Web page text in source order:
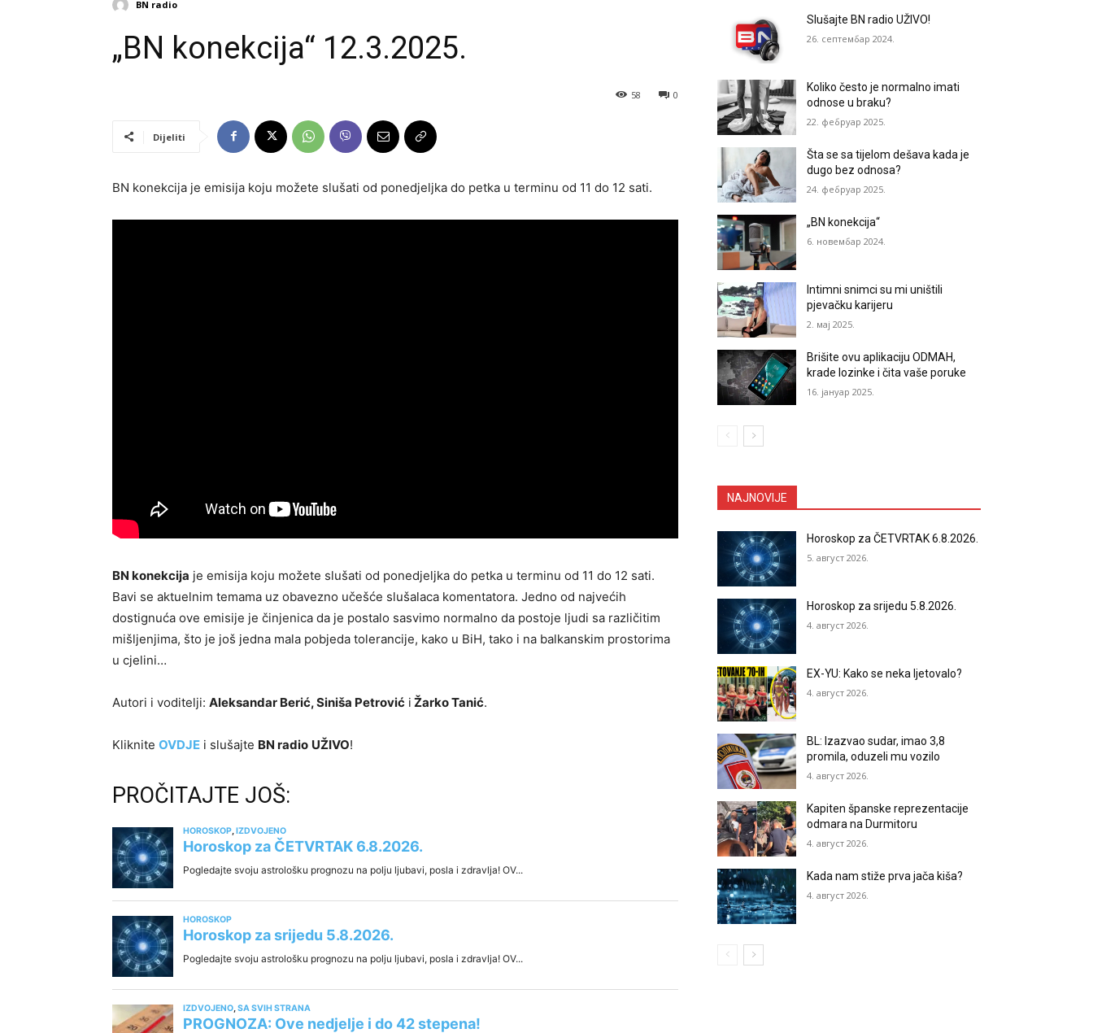
BN radio
„BN konekcija“ 12.3.2025.
0
58
Dijeliti
BN konekcija je emisija koju možete slušati od ponedjeljka do petka u terminu od 11 do 12 sati.
BN konekcija je emisija koju možete slušati od ponedjeljka do petka u terminu od 11 do 12 sati.
Bavi se aktuelnim temama uz obavezno učešće slušalaca komentatora. Jedno od najvećih
dostignuća ove emisije je činjenica da je postalo sasvimo normalno da postoje ljudi sa različitim
mišljenjima, što je još jedna mala pobjeda tolerancije, kako u BiH, tako i na balkanskim prostorima
u cjelini…
Autori i voditelji: Aleksandar Berić, Siniša Petrović i Žarko Tanić.
Kliknite OVDJE i slušajte BN radio UŽIVO!
PROČITAJTE JOŠ:
Slušajte BN radio UŽIVO!
26. септембар 2024.
Koliko često je normalno imati
odnose u braku?
22. фебруар 2025.
Šta se sa tijelom dešava kada je
dugo bez odnosa?
24. фебруар 2025.
„BN konekcija“
6. новембар 2024.
Intimni snimci su mi uništili
pjevačku karijeru
2. мај 2025.
Brišite ovu aplikaciju ODMAH,
krade lozinke i čita vaše poruke
16. јануар 2025.
NAJNOVIJE
Horoskop za ČETVRTAK 6.8.2026.
5. август 2026.
Horoskop za srijedu 5.8.2026.
4. август 2026.
EX-YU: Kako se neka ljetovalo?
4. август 2026.
BL: Izazvao sudar, imao 3,8
promila, oduzeli mu vozilo
4. август 2026.
Kapiten španske reprezentacije
odmara na Durmitoru
4. август 2026.
Kada nam stiže prva jača kiša?
4. август 2026.